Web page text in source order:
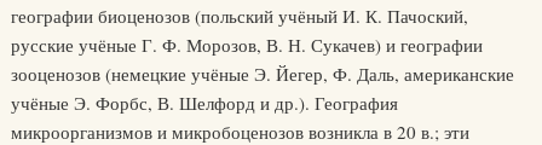
географии биоценозов (польский учёный И. К. Пачоский,
русские учёные Г. Ф. Морозов, В. Н. Сукачев) и географии
зооценозов (немецкие учёные Э. Йегер, Ф. Даль, американские
учёные Э. Форбс, В. Шелфорд и др.). География
микроорганизмов и микробоценозов возникла в 20 в.; эти